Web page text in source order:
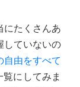
たくさんあ
していないの
自由をすべて
にしてみま